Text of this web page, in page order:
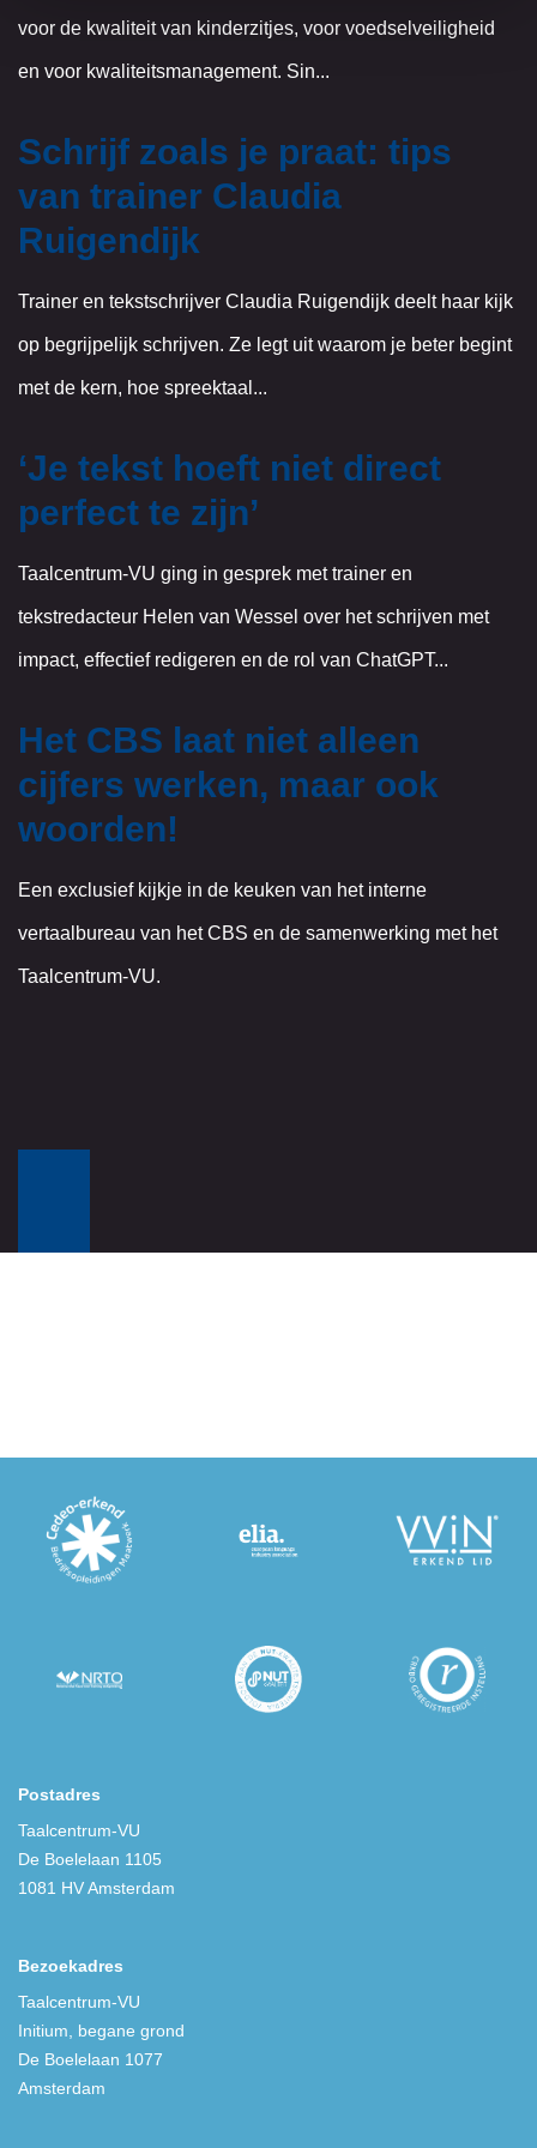
voor de kwaliteit van kinderzitjes, voor voedselveiligheid
en voor kwaliteitsmanagement. Sin...
Schrijf zoals je praat: tips
van trainer Claudia
Ruigendijk
Trainer en tekstschrijver Claudia Ruigendijk deelt haar kijk
op begrijpelijk schrijven. Ze legt uit waarom je beter begint
met de kern, hoe spreektaal...
‘Je tekst hoeft niet direct
perfect te zijn’
Taalcentrum-VU ging in gesprek met trainer en
tekstredacteur Helen van Wessel over het schrijven met
impact, effectief redigeren en de rol van ChatGPT...
Het CBS laat niet alleen
cijfers werken, maar ook
woorden!
Een exclusief kijkje in de keuken van het interne
vertaalbureau van het CBS en de samenwerking met het
Taalcentrum-VU.
Postadres
Taalcentrum-VU
De Boelelaan 1105
1081 HV Amsterdam
Bezoekadres
Taalcentrum-VU
Initium, begane grond
De Boelelaan 1077
Amsterdam